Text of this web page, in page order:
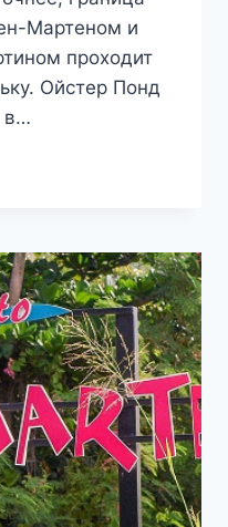
Мартеном и
проходит
Ойстер Понд
в…